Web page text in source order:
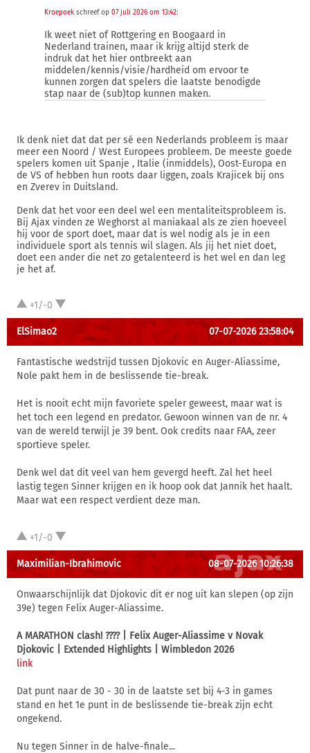
Kroepoek schreef op 07 juli 2026 om 13:42:
Ik weet niet of Rottgering en Boogaard in
Nederland trainen, maar ik krijg altijd sterk de
indruk dat het hier ontbreekt aan
middelen/kennis/visie/hardheid om ervoor te
kunnen zorgen dat spelers die laatste benodigde
stap naar de (sub)top kunnen maken.
Ik denk niet dat dat per sé een Nederlands probleem is maar
meer een Noord / West Europees probleem. De meeste goede
spelers komen uit Spanje , Italie (inmiddels), Oost-Europa en
de VS of hebben hun roots daar liggen, zoals Krajicek bij ons
en Zverev in Duitsland.
Denk dat het voor een deel wel een mentaliteitsprobleem is.
Bij Ajax vinden ze Weghorst al maniakaal als ze zien hoeveel
hij voor de sport doet, maar dat is wel nodig als je in een
individuele sport als tennis wil slagen. Als jij het niet doet,
doet een ander die net zo getalenteerd is het wel en dan leg
je het af.
+1/-0
ElSimao2 07-07-2026 23:58:04
Fantastische wedstrijd tussen Djokovic en Auger-Aliassime,
Nole pakt hem in de beslissende tie-break.
Het is nooit echt mijn favoriete speler geweest, maar wat is
het toch een legend en predator. Gewoon winnen van de nr. 4
van de wereld terwijl je 39 bent. Ook credits naar FAA, zeer
sportieve speler.
Denk wel dat dit veel van hem gevergd heeft. Zal het heel
lastig tegen Sinner krijgen en ik hoop ook dat Jannik het haalt.
Maar wat een respect verdient deze man.
+1/-0
Maximilian-Ibrahimovic 08-07-2026 10:26:38
Onwaarschijnlijk dat Djokovic dit er nog uit kan slepen (op zijn
39e) tegen Felix Auger-Aliassime.
A MARATHON clash! ???? | Felix Auger-Aliassime v Novak
Djokovic | Extended Highlights | Wimbledon 2026
link
Dat punt naar de 30 - 30 in de laatste set bij 4-3 in games
stand en het 1e punt in de beslissende tie-break zijn echt
ongekend.
Nu tegen Sinner in de halve-finale...